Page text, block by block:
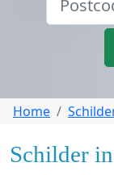
Home
Schilder